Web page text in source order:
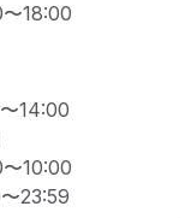
〜18:00
〜14:00
〜10:00
〜23:59